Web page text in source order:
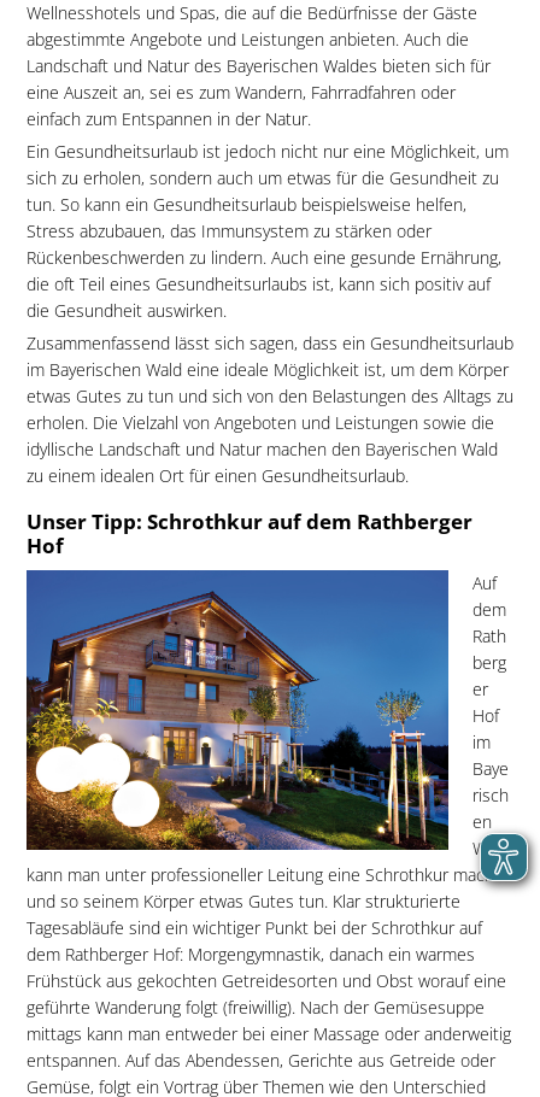
Wellnesshotels und Spas, die auf die Bedürfnisse der Gäste
abgestimmte Angebote und Leistungen anbieten. Auch die
Landschaft und Natur des Bayerischen Waldes bieten sich für
eine Auszeit an, sei es zum Wandern, Fahrradfahren oder
einfach zum Entspannen in der Natur.
Ein Gesundheitsurlaub ist jedoch nicht nur eine Möglichkeit, um
sich zu erholen, sondern auch um etwas für die Gesundheit zu
tun. So kann ein Gesundheitsurlaub beispielsweise helfen,
Stress abzubauen, das Immunsystem zu stärken oder
Rückenbeschwerden zu lindern. Auch eine gesunde Ernährung,
die oft Teil eines Gesundheitsurlaubs ist, kann sich positiv auf
die Gesundheit auswirken.
Zusammenfassend lässt sich sagen, dass ein Gesundheitsurlaub
im Bayerischen Wald eine ideale Möglichkeit ist, um dem Körper
etwas Gutes zu tun und sich von den Belastungen des Alltags zu
erholen. Die Vielzahl von Angeboten und Leistungen sowie die
idyllische Landschaft und Natur machen den Bayerischen Wald
zu einem idealen Ort für einen Gesundheitsurlaub.
Unser Tipp: Schrothkur auf dem Rathberger
Hof
Auf
dem
Rath
berg
er
Hof
im
Baye
risch
en
Wald
kann man unter professioneller Leitung eine Schrothkur machen
und so seinem Körper etwas Gutes tun. Klar strukturierte
Tagesabläufe sind ein wichtiger Punkt bei der Schrothkur auf
dem Rathberger Hof: Morgengymnastik, danach ein warmes
Frühstück aus gekochten Getreidesorten und Obst worauf eine
geführte Wanderung folgt (freiwillig). Nach der Gemüsesuppe
mittags kann man entweder bei einer Massage oder anderweitig
entspannen. Auf das Abendessen, Gerichte aus Getreide oder
Gemüse, folgt ein Vortrag über Themen wie den Unterschied